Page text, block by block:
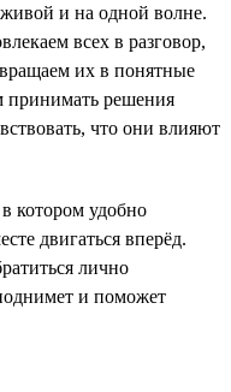
и на одной волне.
всех в разговор,
их в понятные
принимать решения
что они влияют
котором удобно
двигаться вперёд.
лично
и поможет